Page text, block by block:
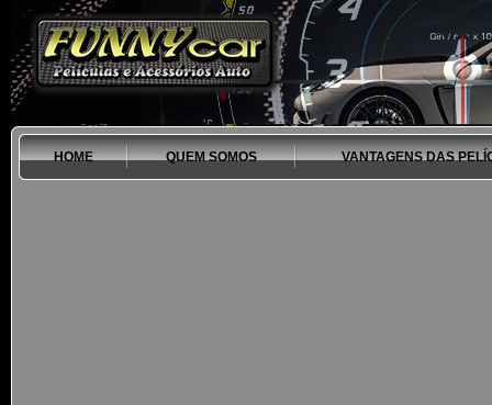
HOME QUEM SOMOS VANTAGENS DAS